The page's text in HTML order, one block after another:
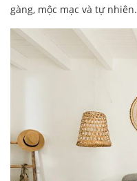
gàng, mộc mạc và tự nhiên.